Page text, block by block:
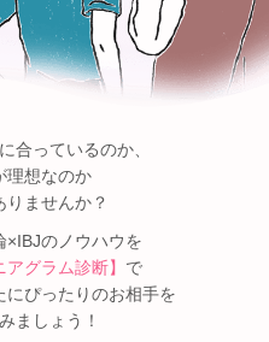
合っているのか、
理想なのか
りませんか？
×IBJのノウハウを
アグラム診断】 で
にぴったりのお相手を
ましょう！